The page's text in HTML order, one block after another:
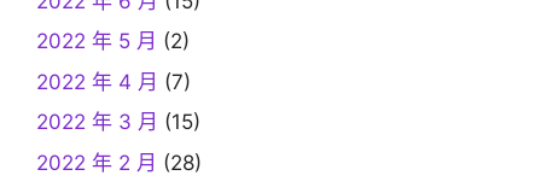
2022 年 5 月 (2)
2022 年 4 月 (7)
2022 年 3 月 (15)
2022 年 2 月 (28)